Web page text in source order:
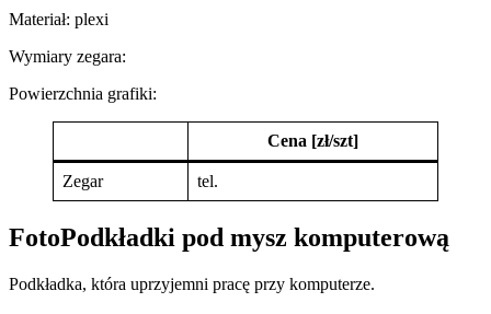
Materiał: plexi
Wymiary zegara:
Powierzchnia grafiki:
Cena [zł/szt]
Zegar tel.
FotoPodkładki pod mysz komputerową
Podkładka, która uprzyjemni pracę przy komputerze.